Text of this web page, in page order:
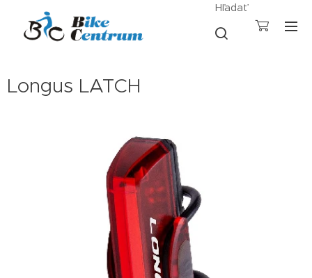
Hľadať
Longus LATCH